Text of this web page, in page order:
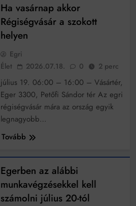
Ha vasárnap akkor
Régiségvásár a szokott
helyen
Egri
Élet
2026.07.18. 0 2 perc
július 19. 06:00 – 16:00 – Vásártér,
Eger 3300, Petőfi Sándor tér Az egri
régiségvásár mára az ország egyik
legnagyobb…
Tovább
Egerben az alábbi
munkavégzésekkel kell
számolni július 20-tól